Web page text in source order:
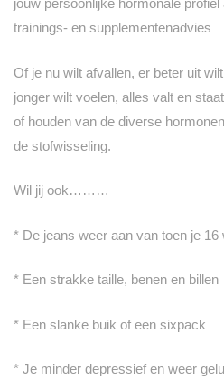
jouw persoonlijke hormonale
trainings- en supplementenadvies
Of je nu wilt afvallen, er beter uit
jonger wilt voelen, alles valt en
of houden van de diverse
de stofwisseling.
Wil jij ook………
* De jeans weer aan van toen je 16
* Een strakke taille, benen en billen
* Een slanke buik of een sixpack
* Je minder depressief en weer